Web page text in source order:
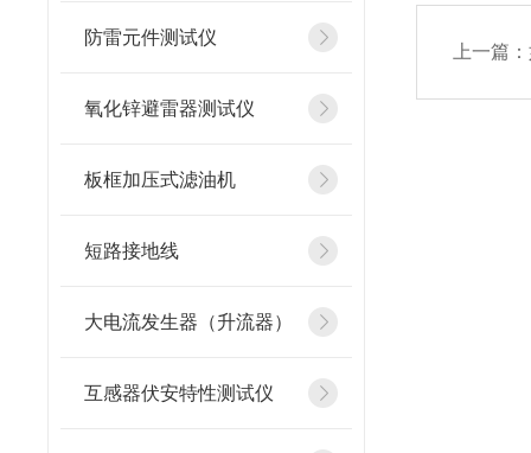
防雷元件测试仪
氧化锌避雷器测试仪
板框加压式滤油机
短路接地线
大电流发生器（升流器）
互感器伏安特性测试仪
上一篇：